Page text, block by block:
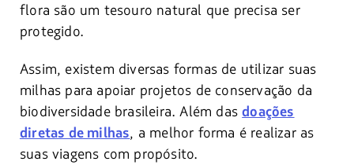
flora são um tesouro natural que precisa ser
protegido.
Assim, existem diversas formas de utilizar suas
milhas para apoiar projetos de conservação da
biodiversidade brasileira. Além dasdoações
diretas de milhas, a melhor forma é realizar as
suas viagens com propósito.